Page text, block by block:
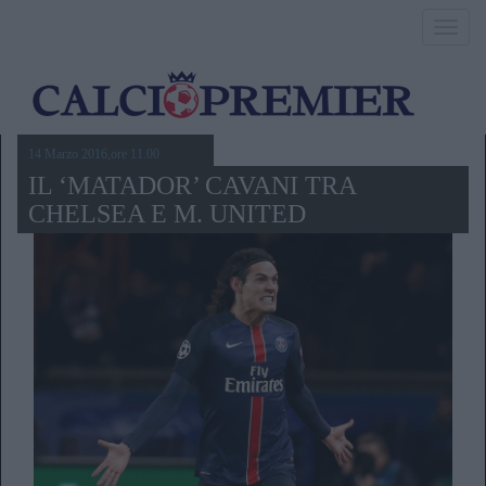
14 Marzo 2016,ore 11.00
IL ‘MATADOR’ CAVANI TRA
CHELSEA E M. UNITED